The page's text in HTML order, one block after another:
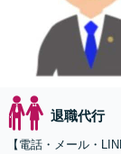
退職代行
【電話・メール・